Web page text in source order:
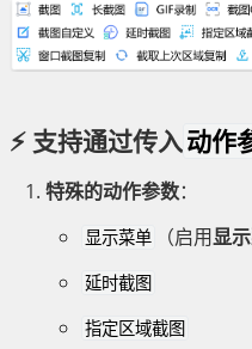
⚡ 支持通过传入动作
特殊的动作参数：
显示菜单 （启用显
延时截图
指定区域截图